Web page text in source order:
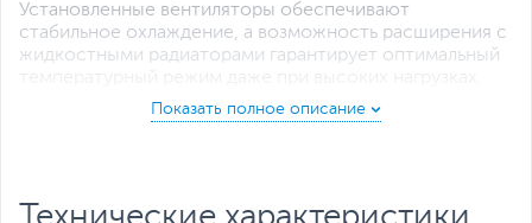
Установленные вентиляторы обеспечивают
стабильное охлаждение, а возможность расширения с
жидкостными радиаторами гарантирует оптимальный
Корпус выполнен из прочной стали SPCC 0.5 мм,